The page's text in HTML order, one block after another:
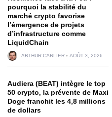
pourquoi la stabilité du
marché crypto favorise
l’émergence de projets
d’infrastructure comme
LiquidChain
ARTHUR CARLIER AOÛT 3, 2026
Audiera (BEAT) intègre le top
50 crypto, la prévente de Maxi
Doge franchit les 4,8 millions
de dollars